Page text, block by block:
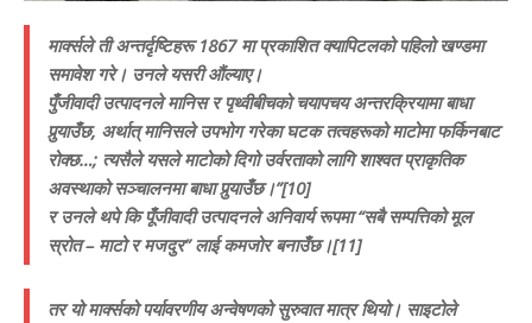
मार्क्सले ती अन्तर्दृष्टिहरू 1867 मा प्रकाशित क्यापिटलको पहिलो खण्डमा
समावेश गरे। उनले यसरी औंल्याए।
पुँजीवादी उत्पादनले मानिस र पृथ्वीबीचको चयापचय अन्तरक्रियामा बाधा
पुर्याउँछ, अर्थात् मानिसले उपभोग गरेका घटक तत्वहरूको माटोमा फर्किनबाट
रोक्छ…; त्यसैले यसले माटोको दिगो उर्वरताको लागि शाश्वत प्राकृतिक
अवस्थाको सञ्चालनमा बाधा पुर्याउँछ।”[10]
र उनले थपे कि पूँजीवादी उत्पादनले अनिवार्य रूपमा “सबै सम्पत्तिको मूल
स्रोत – माटो र मजदुर” लाई कमजोर बनाउँछ।[11]
तर यो मार्क्सको पर्यावरणीय अन्वेषणको सुरुवात मात्र थियो। साइटोले